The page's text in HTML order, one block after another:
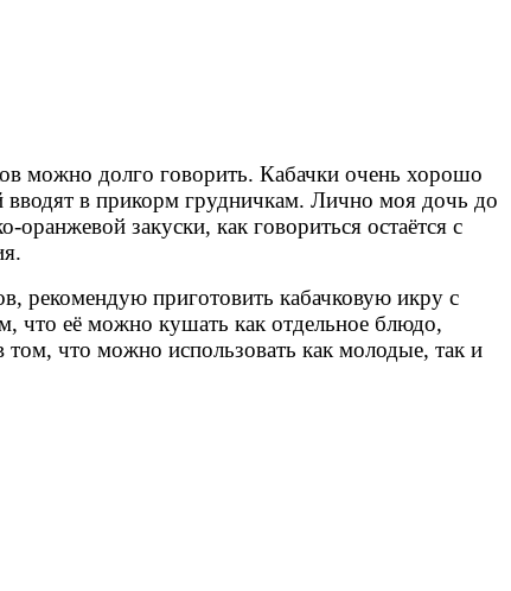
можно долго говорить. Кабачки очень хорошо
в прикорм грудничкам. Лично моя дочь до
закуски, как говориться остаётся с
рекомендую приготовить кабачковую икру с
что её можно кушать как отдельное блюдо,
том, что можно использовать как молодые, так и